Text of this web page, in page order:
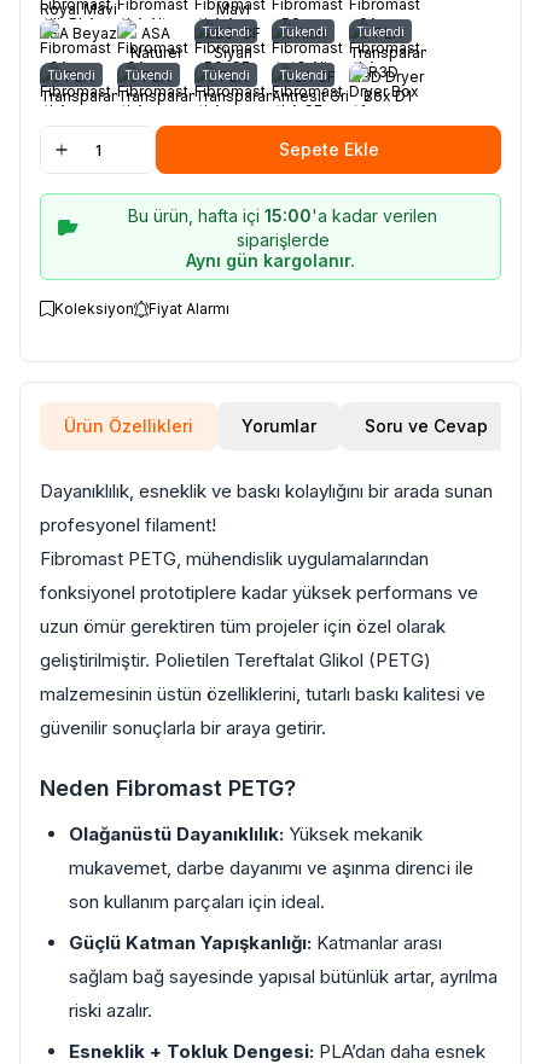
Royal Mavi
Mavi
ASA Beyaz
ASA
Naturel
Tükendi
ABS-CF
Siyah
(Yüksek
ısı)
Tükendi
Altın Tükendi
PLA
Transparan
mavi
Tükendi
PLA
Transparan
Tükendi
PLA
Transparan
Tükendi
PLA
Transparan
Tükendi
PLA CF
Antresit Gri
R3D Dryer
Box D1
Sepete Ekle
Bu ürün, hafta içi 15:00'a kadar verilen
siparişlerde
Aynı gün kargolanır.
Koleksiyon Fiyat Alarmı
Ürün Özellikleri Yorumlar Soru ve Cevap
Dayanıklılık, esneklik ve baskı kolaylığını bir arada sunan
profesyonel filament!
Fibromast PETG, mühendislik uygulamalarından
fonksiyonel prototiplere kadar yüksek performans ve
uzun ömür gerektiren tüm projeler için özel olarak
geliştirilmiştir. Polietilen Tereftalat Glikol (PETG)
malzemesinin üstün özelliklerini, tutarlı baskı kalitesi ve
güvenilir sonuçlarla bir araya getirir.
Neden Fibromast PETG?
Olağanüstü Dayanıklılık: Yüksek mekanik
mukavemet, darbe dayanımı ve aşınma direnci ile
son kullanım parçaları için ideal.
Güçlü Katman Yapışkanlığı: Katmanlar arası
sağlam bağ sayesinde yapısal bütünlük artar, ayrılma
riski azalır.
Esneklik + Tokluk Dengesi: PLA’dan daha esnek